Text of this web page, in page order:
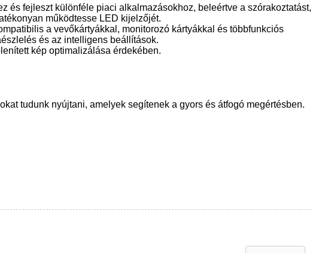
fejleszt különféle piaci alkalmazásokhoz, beleértve a szórakoztatást,
működtesse LED kijelzőjét.
a vevőkártyákkal, monitorozó kártyákkal és többfunkciós
és az intelligens beállítások.
kép optimalizálása érdekében.
tudunk nyújtani, amelyek segítenek a gyors és átfogó megértésben.